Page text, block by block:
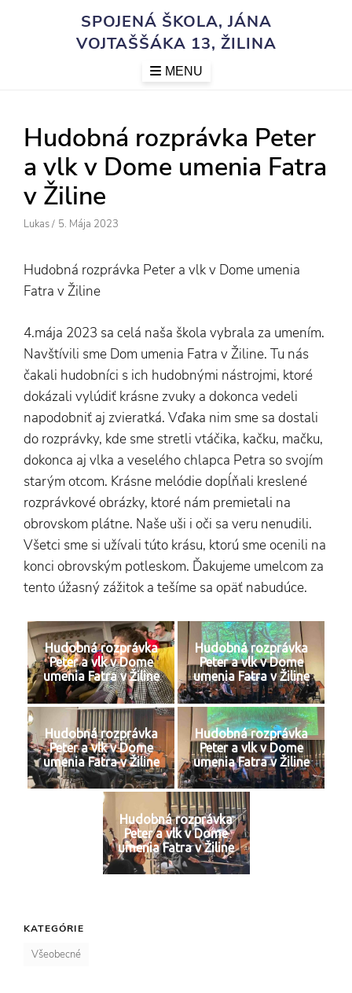
SPOJENÁ ŠKOLA, JÁNA
VOJTAŠŠÁKA 13, ŽILINA
MENU
Hudobná rozprávka Peter
a vlk v Dome umenia Fatra
v Žiline
Author
Lukas/ Posted
5. Mája 2023
Hudobná rozprávka Peter a vlk v Dome umenia
Fatra v Žiline
4.mája 2023 sa celá naša škola vybrala za umením.
Navštívili sme Dom umenia Fatra v Žiline. Tu nás
čakali hudobníci s ich hudobnými nástrojmi, ktoré
dokázali vylúdiť krásne zvuky a dokonca vedeli
napodobniť aj zvieratká. Vďaka nim sme sa dostali
do rozprávky, kde sme stretli vtáčika, kačku, mačku,
dokonca aj vlka a veselého chlapca Petra so svojím
starým otcom. Krásne melódie dopĺňali kreslené
rozprávkové obrázky, ktoré nám premietali na
obrovskom plátne. Naše uši i oči sa veru nenudili.
Všetci sme si užívali túto krásu, ktorú sme ocenili na
konci obrovským potleskom. Ďakujeme umelcom za
tento úžasný zážitok a tešíme sa opäť nabudúce.
Hudobná rozprávka
Peter a vlk v Dome
umenia Fatra v Žiline
Hudobná rozprávka
Peter a vlk v Dome
umenia Fatra v Žiline
Hudobná rozprávka
Peter a vlk v Dome
umenia Fatra v Žiline
Hudobná rozprávka
Peter a vlk v Dome
umenia Fatra v Žiline
Hudobná rozprávka
Peter a vlk v Dome
umenia Fatra v Žiline
KATEGÓRIE
Všeobecné